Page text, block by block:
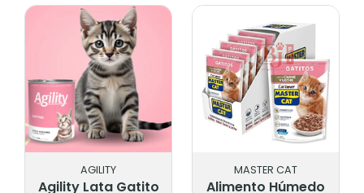
AGILITY
Agility Lata Gatito
MASTER CAT
Alimento Húmedo